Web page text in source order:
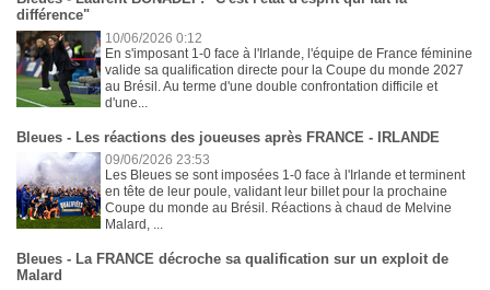
différence"
10/06/2026 0:12
En s'imposant 1-0 face à l'Irlande, l'équipe de France féminine
valide sa qualification directe pour la Coupe du monde 2027
au Brésil. Au terme d'une double confrontation difficile et
d'une...
Bleues - Les réactions des joueuses après FRANCE - IRLANDE
09/06/2026 23:53
Les Bleues se sont imposées 1-0 face à l'Irlande et terminent
en tête de leur poule, validant leur billet pour la prochaine
Coupe du monde au Brésil. Réactions à chaud de Melvine
Malard, ...
Bleues - La FRANCE décroche sa qualification sur un exploit de
Malard